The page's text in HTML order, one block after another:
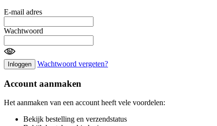
E-mail adres
Wachtwoord
Inloggen Wachtwoord vergeten?
Account aanmaken
Het aanmaken van een account heeft vele voordelen:
Bekijk bestelling en verzendstatus